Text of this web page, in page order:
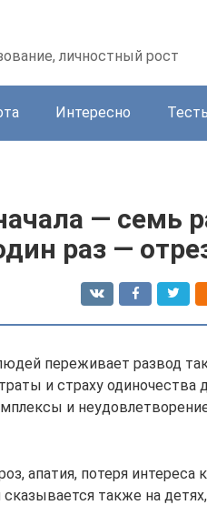
личностный рост
Интересно
— семь
раз —
переживает развод
и страху одиночества
и
апатия, потеря интереса
также на